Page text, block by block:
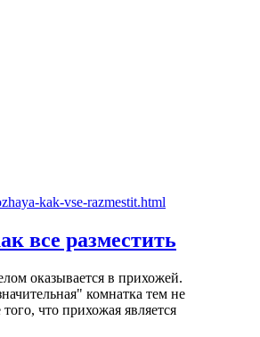
все разместить
оказывается в прихожей.
комнатка тем не
что прихожая является